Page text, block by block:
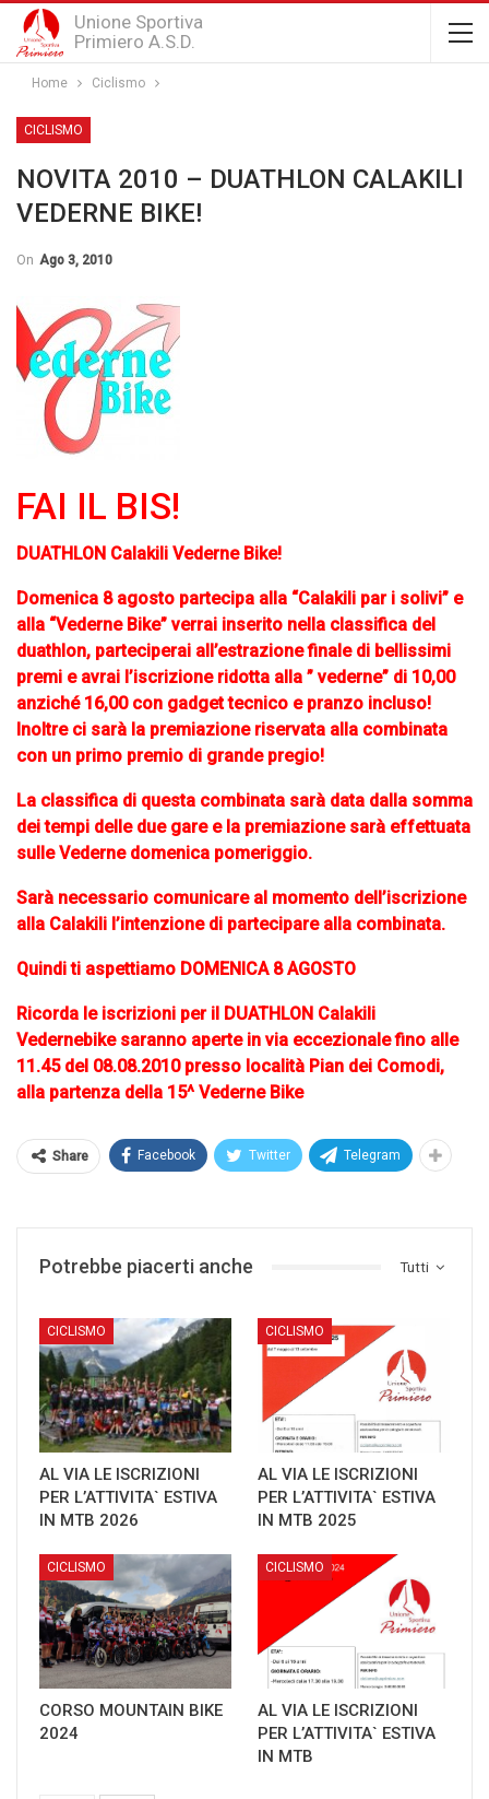
Unione Sportiva
Primiero A.S.D.
Home Ciclismo
CICLISMO
NOVITA 2010 – DUATHLON CALAKILI
VEDERNE BIKE!
On Ago 3, 2010
FAI IL BIS!
DUATHLON Calakili Vederne Bike!
Domenica 8 agosto partecipa alla “Calakili par i solivi” e
alla “Vederne Bike” verrai inserito nella classifica del
duathlon, parteciperai all’estrazione finale di bellissimi
premi e avrai l’iscrizione ridotta alla ” vederne” di 10,00
anziché 16,00 con gadget tecnico e pranzo incluso!
Inoltre ci sarà la premiazione riservata alla combinata
con un primo premio di grande pregio!
La classifica di questa combinata sarà data dalla somma
dei tempi delle due gare e la premiazione sarà effettuata
sulle Vederne domenica pomeriggio.
Sarà necessario comunicare al momento dell’iscrizione
alla Calakili l’intenzione di partecipare alla combinata.
Quindi ti aspettiamo DOMENICA 8 AGOSTO
Ricorda le iscrizioni per il DUATHLON Calakili
Vedernebike saranno aperte in via eccezionale fino alle
11.45 del 08.08.2010 presso località Pian dei Comodi,
alla partenza della 15^ Vederne Bike
Share Facebook Twitter Telegram
Tutti
Potrebbe piacerti anche
CICLISMO
AL VIA LE ISCRIZIONI
PER L’ATTIVITA` ESTIVA
IN MTB 2026
CICLISMO
AL VIA LE ISCRIZIONI
PER L’ATTIVITA` ESTIVA
IN MTB 2025
CICLISMO
CORSO MOUNTAIN BIKE
2024
CICLISMO
AL VIA LE ISCRIZIONI
PER L’ATTIVITA` ESTIVA
IN MTB